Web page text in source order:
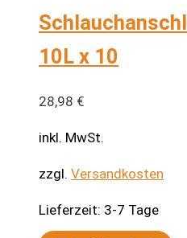
10L x 10
28,98 €
inkl. MwSt.
zzgl. Versandkosten
Lieferzeit: 3-7 Tage